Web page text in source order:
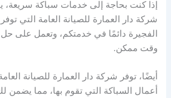
إذا كنت بحاجة إلى خدمات سباكة سريعة،
شركة دار العمارة للصيانة العامة التي
الفجيرة دائمًا في خدمتكم، وتعمل على
وقت ممكن.
أيضًا، توفر شركة دار العمارة للصيانة
أعمال السباكة التي تقوم بها، مما يضمن